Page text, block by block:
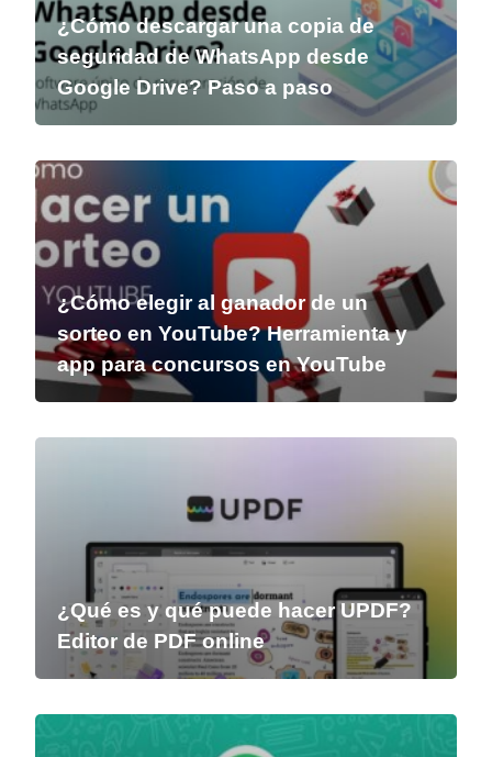
¿Cómo descargar una copia de
seguridad de WhatsApp desde
Google Drive? Paso a paso
¿Cómo elegir al ganador de un
sorteo en YouTube? Herramienta y
app para concursos en YouTube
¿Qué es y qué puede hacer UPDF?
Editor de PDF online